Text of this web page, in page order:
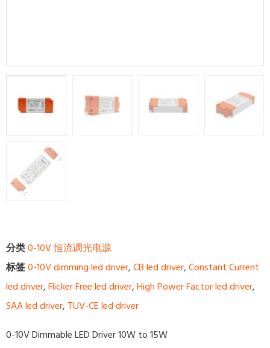
分类0-10V 恒流调光电源
标签0-10V dimming led driver, CB led driver, Constant Current
led driver, Flicker Free led driver, High Power Factor led driver,
SAA led driver, TUV-CE led driver
0-10V Dimmable LED Driver 10W to 15W